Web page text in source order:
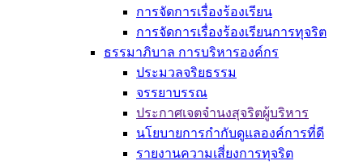
การจัดการเรื่องร้องเรียน
การจัดการเรื่องร้องเรียนการทุจริต
ธรรมาภิบาล การบริหารองค์กร
ประมวลจริยธรรม
จรรยาบรรณ
ประกาศเจตจำนงสุจริตผู้บริหาร
นโยบายการกำกับดูแลองค์การที่ดี
รายงานความเสี่ยงการทุจริต